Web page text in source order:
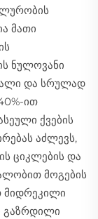
მათი
ნულოვანი
და სრულად
ით
ქვების
აძლევს,
ციკლების და
მოგების
მიდრეკილი
გაზრდილი